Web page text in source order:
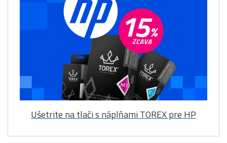
Ušetrite na tlači s náplňami TOREX pre HP